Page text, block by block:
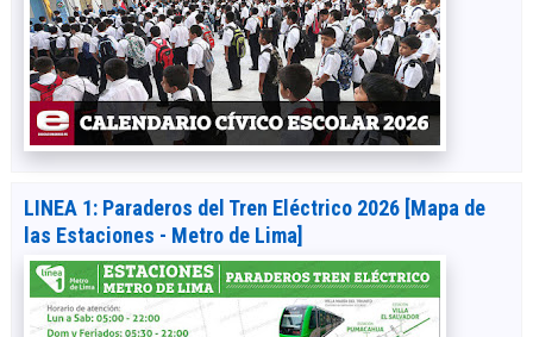
LINEA 1: Paraderos del Tren Eléctrico 2026 [Mapa de
las Estaciones - Metro de Lima]